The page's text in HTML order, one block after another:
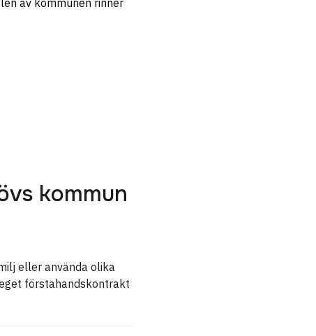
av kommunen rinner
kommun
eller använda olika
förstahandskontrakt